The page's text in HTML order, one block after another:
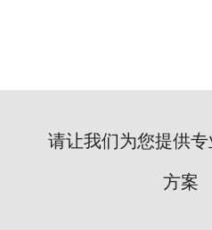
请让我们为您提供
方案